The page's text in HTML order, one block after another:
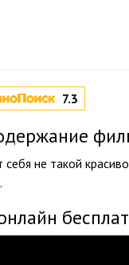
7.3
себя не такой